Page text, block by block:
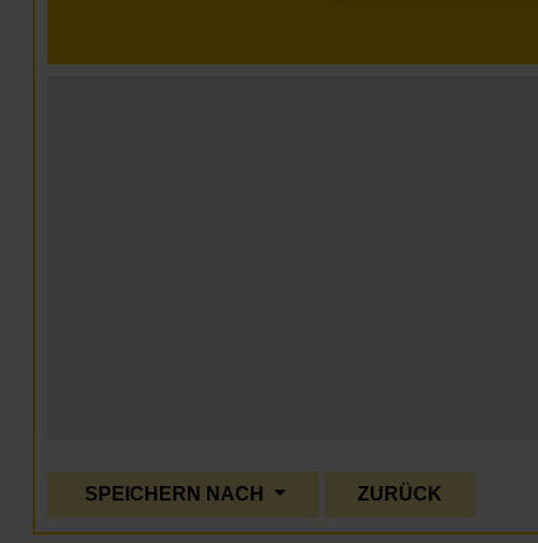
SPEICHERN NACH ZURÜCK